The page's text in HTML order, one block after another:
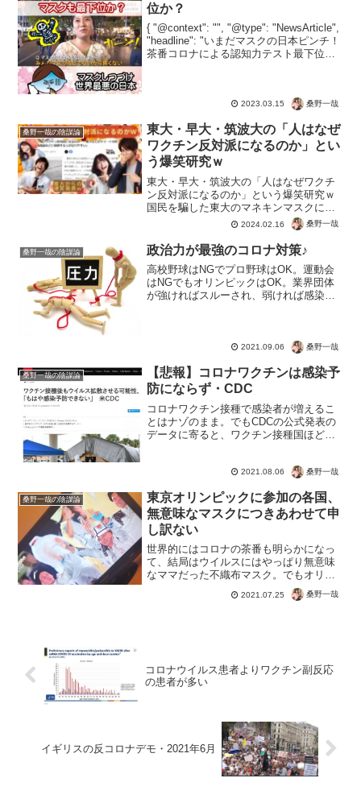
位か？
{ "@context": "", "@type": "NewsArticle",
"headline": "いまだマスクの日本ピンチ！
茶番コロナによる認知力テスト最下位
2023.03.15 桑野一哉
桑野一哉の陰謀論
東大・早大・筑波大の「人はなぜ
ワクチン反対派になるのか」とい
う爆笑研究ｗ
東大・早大・筑波大の「人はなぜワクチ
ン反対派になるのか」という爆笑研究ｗ
国民を騙した東大のマネキンマスクに続
く、オモシロ研究だお♪反ワクチンになる
きっかけは、政治に関心があるから。逆
にゲームや漫画などでボーっとしてる
と、打ってしまうと。反ワ...
2024.02.16 桑野一哉
桑野一哉の陰謀論 政治力が最強のコロナ対策♪
高校野球はNGでプロ野球はOK。運動会
はNGでもオリンピックはOK。業界団体
が強ければスルーされ、弱ければ感染症
ね。飲食店業界や観光業...
2021.09.06 桑野一哉
桑野一哉の陰謀論
【悲報】コロナワクチンは感染予
防にならず・CDC
コロナワクチン接種で感染者が増えるこ
とはナゾのまま。でもCDCの公式発表の
データに寄ると、ワクチン接種国ほど感
チンは厳禁なのかもしれませんね。って
2021.08.06 桑野一哉
桑野一哉の陰謀論
東京オリンピックに参加の各国、
無意味なマスクにつきあわせて申
し訳ない
世界的にはコロナの茶番も明らかになっ
て、結局はウイルスにはやっぱり無意味
なママだった不織布マスク。でもオリン
ピック開催国に合わせて、せっかくの開
会式の衣装もマスクでマイナス。そうい
2021.07.25 桑野一哉
コロナウイルス患者よりワクチン副反応
の患者が多い
イギリスの反コロナデモ・2021年6月